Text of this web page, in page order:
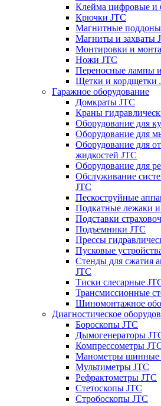
Клейма цифровые и
Крючки JTC
Магнитные поддоны
Магниты и захваты
Монтировки и
Ножи JTC
Переносные лампы
Щетки и кордщетки
Гаражное оборудование
Домкраты JTC
Краны
Оборудование для
Оборудование для
Оборудование для
жидкостей JTC
Оборудование для
Обслуживание
JTC
Пескоструйные
Подкатные лежаки и
Подставки
Подъемники JTC
Прессы
Пусковые
Стенды для сжатия
JTC
Тиски слесарные
Трансмиссионные
Шиномонтажное
Диагностическое
Бороскопы JTC
Дымогенераторы
Компрессометры
Манометры шинные
Мультиметры JTC
Рефрактометры JTC
Стетоскопы JTC
Стробоскопы JTC